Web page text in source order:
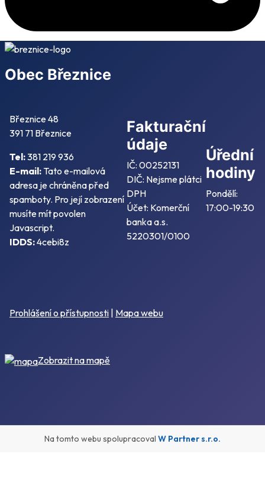
Obec Březnice
Březnice 48
391 71 Březnice
Tel:381 219 936
E-mail: Tato e-mailová
adresa je chráněna před
spamboty. Pro její zobrazení
musíte mít povolen
Javascript.
IDDS:4cebi8z
Fakturační
údaje
IČ: 00252131
DIČ: Nejsme plátci
DPH
Účet: Komerční
banka a.s.
5220301/0100
Úřední
hodiny
Pondělí:
17:00-19:30
Prohlášení o přístupnosti | Mapa webu
Zobrazit na mapě
Na tomto webu spolupracoval W Partner s.r.o.